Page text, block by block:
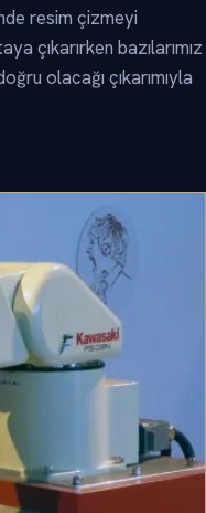
resim çizmeyi
çıkarırken bazılarımız
olacağı çıkarımıyla